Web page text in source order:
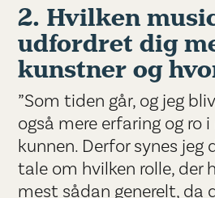
2. Hvilken
udfordret dig
kunstner og
”Som tiden går, og jeg
også mere erfaring og ro
kunnen. Derfor synes
tale om hvilken rolle, der
mest sådan generelt, da